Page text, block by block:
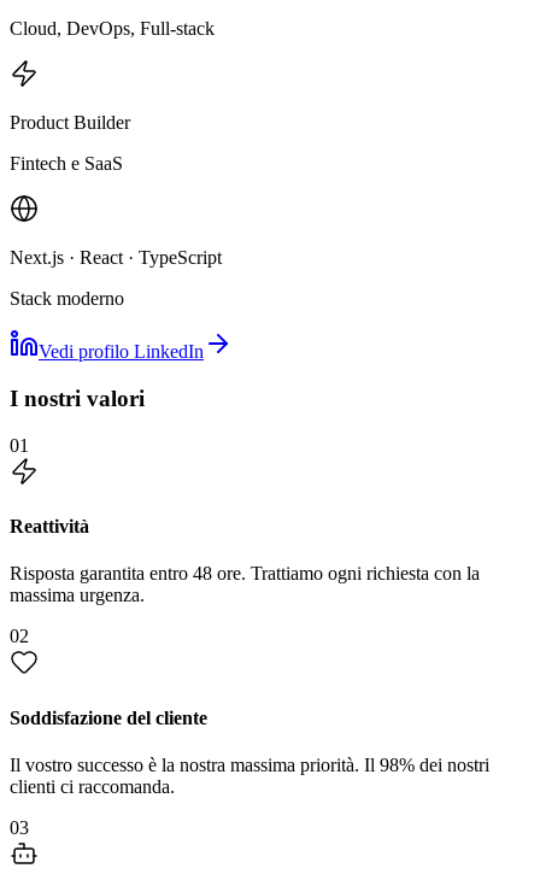
Cloud, DevOps, Full-stack
Product Builder
Fintech e SaaS
Next.js · React · TypeScript
Stack moderno
Vedi profilo LinkedIn
I nostri valori
01
Reattività
Risposta garantita entro 48 ore. Trattiamo ogni richiesta con la
massima urgenza.
02
Soddisfazione del cliente
Il vostro successo è la nostra massima priorità. Il 98% dei nostri
clienti ci raccomanda.
03